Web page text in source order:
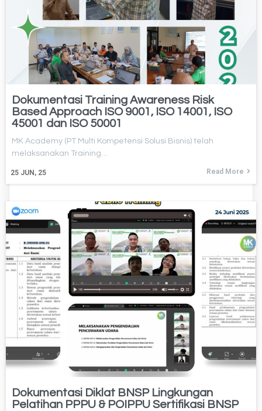
Dokumentasi Training Awareness Risk
Based Approach ISO 9001, ISO 14001, ISO
45001 dan ISO 50001
25 JUN, 25
MK Academy (PT Multi Kompetensi Solusi Bisnis) telah
melaksanakan Training…
Read More
Dokumentasi Diklat BNSP Lingkungan
Pelatihan PPPU & POIPPU Sertifikasi BNSP